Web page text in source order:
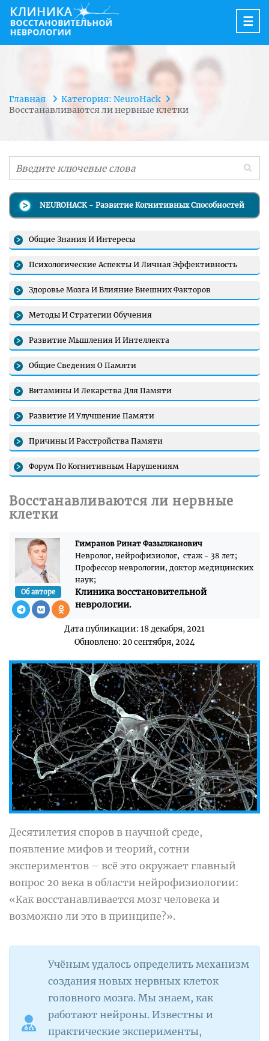
☰
Главная
Категория: NeuroHack
Восстанавливаются ли нервные клетки
Восстанавливаются ли нервные
клетки
Гимранов Ринат Фазылжанович
Невролог, нейрофизиолог, стаж - 38 лет;
Профессор неврологии, доктор медицинских
наук;
Клиника восстановительной
неврологии.
Об авторе
Дата публикации: 18 декабря, 2021
Обновлено: 20 сентября, 2024
Десятилетия споров в научной среде,
появление мифов и теорий, сотни
экспериментов – всё это окружает главный
вопрос 20 века в области нейрофизиологии:
«Как восстанавливается мозг человека и
возможно ли это в принципе?».
Учёным удалось определить механизм
создания новых нервных клеток
головного мозга. Мы знаем, как
работают нейроны. Известны и
практические эксперименты,
NEUROHACK - Развитие Когнитивных Способностей
Общие Знания И Интересы
Психологические Аспекты И Личная Эффективность
Здоровье Мозга И Влияние Внешних Факторов
Методы И Стратегии Обучения
Развитие Мышления И Интеллекта
Общие Сведения О Памяти
Витамины И Лекарства Для Памяти
Развитие И Улучшение Памяти
Причины И Расстройства Памяти
Форум По Когнитивным Нарушениям